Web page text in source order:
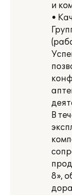
и
•
В
8»,